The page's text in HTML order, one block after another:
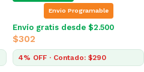
Envio Programable
Envío gratis desde $2.500
$302
4% OFF · Contado: $290